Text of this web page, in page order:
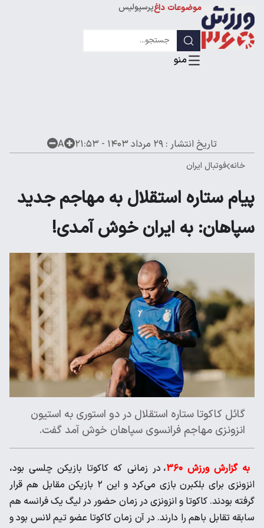
موضوعات داغپرسپولیس
لیگ قهرمانان
تاریخ انتشار : ۲۹ مرداد ۱۴۰۳ - ۲۱:۵۳ A
خانه فوتبال ایران
پیام ستاره استقلال به مهاجم جدید
سپاهان: به ایران خوش آمدی!
گائل کاکوتا ستاره استقلال در دو استوری به استیون
انزونزی مهاجم فرانسوی سپاهان خوش آمد گفت.
به گزارش ورزش ۳۶۰
، در زمانی که کاکوتا بازیکن چلسی بود،
انزونزی برای بلکبرن بازی می‌کرد و این ۲ بازیکن مقابل هم قرار
گرفته بودند. کاکوتا و انزونزی در زمان حضور در لیگ یک فرانسه هم
سابقه تقابل باهم را دارند. در آن زمان کاکوتا عضو تیم لانس بود و